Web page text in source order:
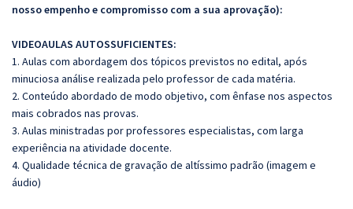
nosso empenho e compromisso com a sua aprovação):
VIDEOAULAS AUTOSSUFICIENTES:
1. Aulas com abordagem dos tópicos previstos no edital, após
minuciosa análise realizada pelo professor de cada matéria.
2. Conteúdo abordado de modo objetivo, com ênfase nos aspectos
mais cobrados nas provas.
3. Aulas ministradas por professores especialistas, com larga
experiência na atividade docente.
4. Qualidade técnica de gravação de altíssimo padrão (imagem e
áudio)